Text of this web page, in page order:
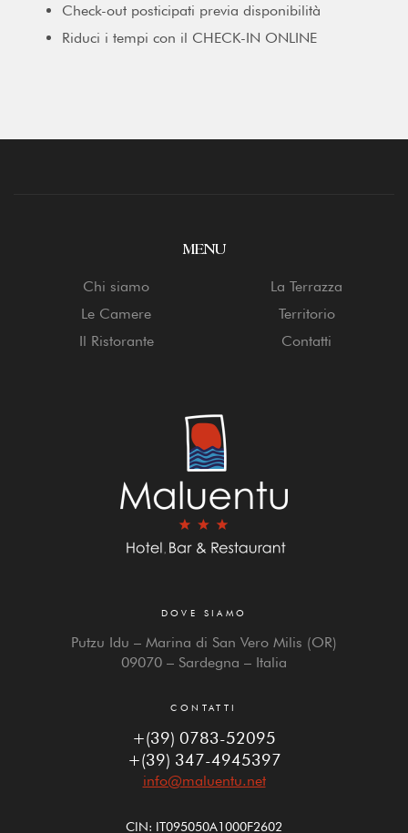
Check-out posticipati previa disponibilità
Riduci i tempi con il CHECK-IN ONLINE
MENU
Chi siamo
Le Camere
Il Ristorante
La Terrazza
Territorio
Contatti
DOVE SIAMO
Putzu Idu – Marina di San Vero Milis (OR)
09070 – Sardegna – Italia
CONTATTI
+(39) 0783-52095
+(39) 347-4945397
info@maluentu.net
CIN: IT095050A1000F2602